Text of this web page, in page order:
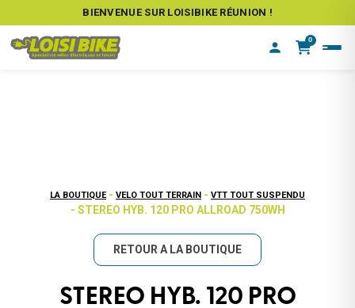
BIENVENUE SUR LOISIBIKE RÉUNION !
0
LA BOUTIQUE - VELO TOUT TERRAIN - VTT TOUT SUSPENDU
- STEREO HYB. 120 PRO ALLROAD 750WH
RETOUR A LA BOUTIQUE
STEREO HYB. 120 PRO